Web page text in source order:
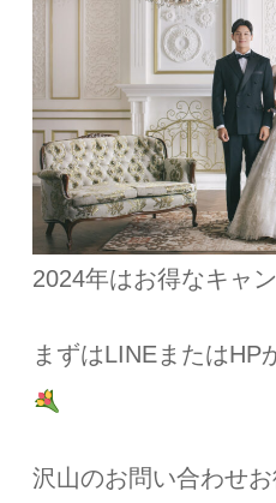
2024年はお得なキャ
まずはLINEまたはHP
沢山のお問い合わせ